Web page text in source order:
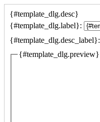
{#template_dlg.desc}
{#template_dlg.label}:
{#template_dlg.desc_label}:
{#template_dlg.preview}